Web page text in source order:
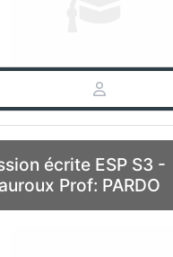
écrite ESP S3 -
Prof: PARDO